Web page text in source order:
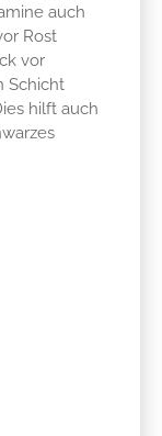
auch
Rost
vor
Schicht
hilft auch